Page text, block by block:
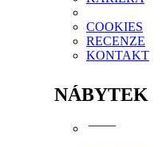
COOKIES
RECENZE
KONTAKT
NÁBYTEK